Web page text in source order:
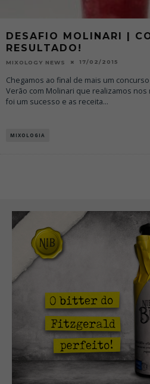
DESAFIO MOLINARI |
RESULTADO!
MIXOLOGY NEWS 17/02/2015
Chegamos ao final de mais um
Verão com Molinari que realizamos
foi um sucesso e as receita...
MIXOLOGIA